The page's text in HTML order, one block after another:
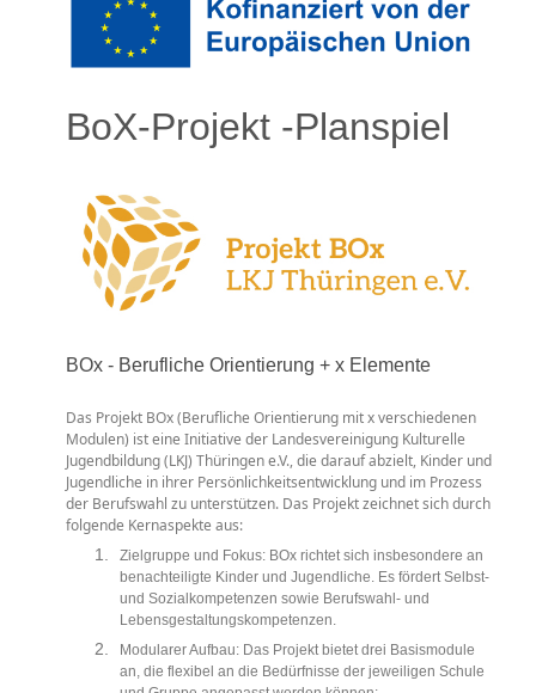
BoX-Projekt -Planspiel
BOx - Berufliche Orientierung + x Elemente
Das Projekt BOx (Berufliche Orientierung mit x verschiedenen
Modulen) ist eine Initiative der Landesvereinigung Kulturelle
Jugendbildung (LKJ) Thüringen e.V., die darauf abzielt, Kinder und
Jugendliche in ihrer Persönlichkeitsentwicklung und im Prozess
der Berufswahl zu unterstützen. Das Projekt zeichnet sich durch
folgende Kernaspekte aus:
Zielgruppe und Fokus: BOx richtet sich insbesondere an
benachteiligte Kinder und Jugendliche. Es fördert Selbst-
und Sozialkompetenzen sowie Berufswahl- und
Lebensgestaltungskompetenzen.
Modularer Aufbau: Das Projekt bietet drei Basismodule
an, die flexibel an die Bedürfnisse der jeweiligen Schule